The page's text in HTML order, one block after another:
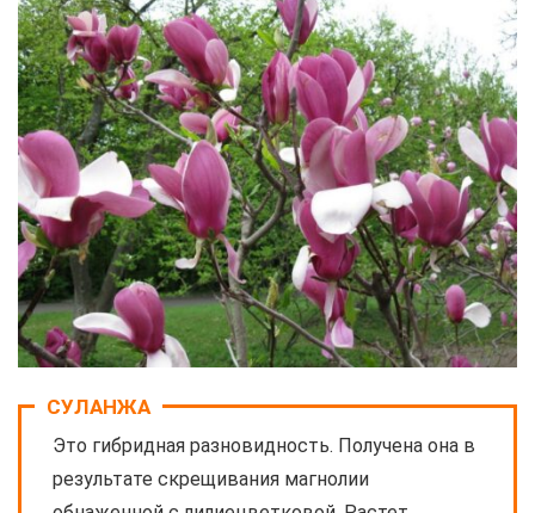
СУЛАНЖА
Это гибридная разновидность. Получена она в
результате скрещивания магнолии